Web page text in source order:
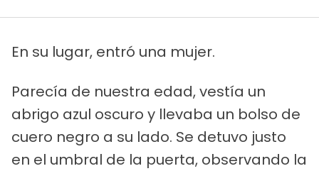
En su lugar, entró una mujer.
Parecía de nuestra edad, vestía un
abrigo azul oscuro y llevaba un bolso de
cuero negro a su lado. Se detuvo justo
en el umbral de la puerta, observando la